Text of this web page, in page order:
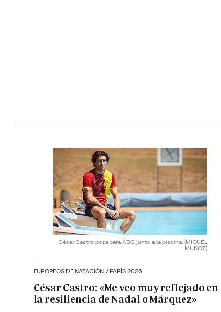
César Castro posa para ABC junto a la piscina. (MIQUEL
MUÑOZ)
EUROPEOS DE NATACIÓN / PARÍS 2026
César Castro: «Me veo muy reflejado en
la resiliencia de Nadal o Márquez»